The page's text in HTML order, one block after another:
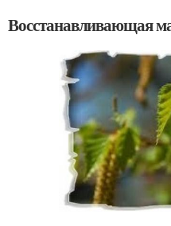
Восстанавливающая